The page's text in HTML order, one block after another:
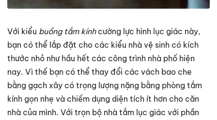
Với kiểu buồng tắm kínhcường lực hình lục giác này,
bạn có thể lắp đặt cho các kiểu nhà vệ sinh có kích
thước nhỏ như hầu hết các công trình nhà phố hiện
nay. Vì thế bạn có thể thay đổi các vách bao che
bằng gạch xây có trọng lượng nặng bằng phòng tắm
kính gọn nhẹ và chiếm dụng diện tích ít hơn cho căn
nhà của mình. Với trọn bộ nhà tắm lục giác với phần